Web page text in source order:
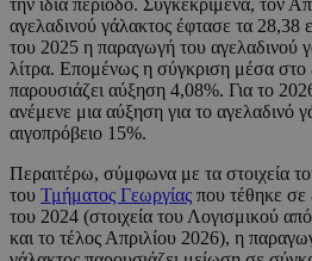
την ίδια περίοδο. Συγκεκριμένα, τον
αγελαδινού γάλακτος έφτασε τα 28,38
του 2025 η παραγωγή του αγελαδινού
λίτρα. Επομένως η σύγκριση μέσα στο
παρουσιάζει αύξηση 4,08%. Για το
ανέμενε μια αύξηση για το αγελαδινό
αιγοπρόβειο 15%.
Περαιτέρω, σύμφωνα με τα στοιχεία
του Τμήματος Γεωργίας που τέθηκε
του 2024 (στοιχεία του Λογισμικού
και το τέλος Απριλίου 2026), η